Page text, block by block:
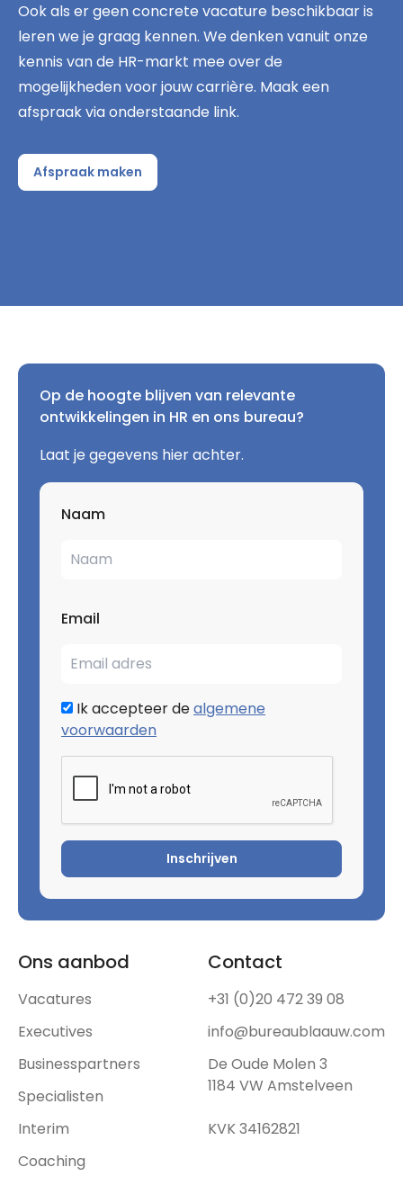
Ook als er geen concrete vacature beschikbaar is
leren we je graag kennen. We denken vanuit onze
kennis van de HR-markt mee over de
mogelijkheden voor jouw carrière. Maak een
afspraak via onderstaande link.
Afspraak maken
Op de hoogte blijven van relevante
ontwikkelingen in HR en ons bureau?
Laat je gegevens hier achter.
Naam
Email
Ik accepteer dealgemene
voorwaarden
Inschrijven
Ons aanbod
Vacatures
Executives
Businesspartners
Specialisten
Interim
Coaching
Contact
+31 (0)20 472 39 08
info@bureaublaauw.com
De Oude Molen 3
1184 VW Amstelveen
KVK 34162821